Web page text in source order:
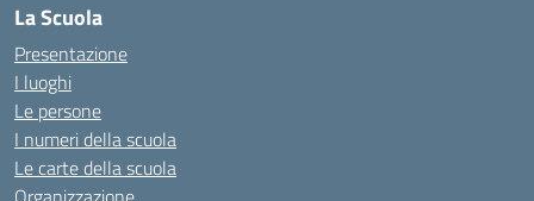
La Scuola
Presentazione
I luoghi
Le persone
I numeri della scuola
Le carte della scuola